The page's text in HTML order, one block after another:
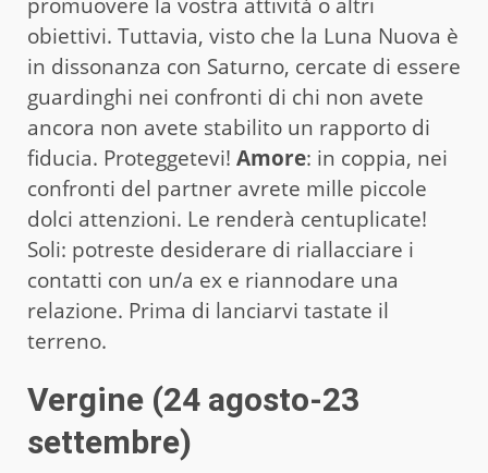
obiettivi. Tuttavia, visto che la Luna Nuova è
in dissonanza con Saturno, cercate di essere
guardinghi nei confronti di chi non avete
ancora non avete stabilito un rapporto di
fiducia. Proteggetevi! Amore: in coppia, nei
confronti del partner avrete mille piccole
dolci attenzioni. Le renderà centuplicate!
Soli: potreste desiderare di riallacciare i
contatti con un/a ex e riannodare una
relazione. Prima di lanciarvi tastate il
terreno.
Vergine (24 agosto-23
settembre)